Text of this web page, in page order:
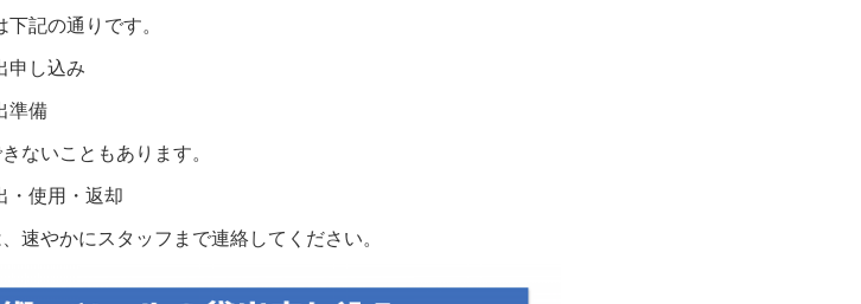
記の通りです。
申し込み
準備
ないこともあります。
・使用・返却
速やかにスタッフまで連絡してください。